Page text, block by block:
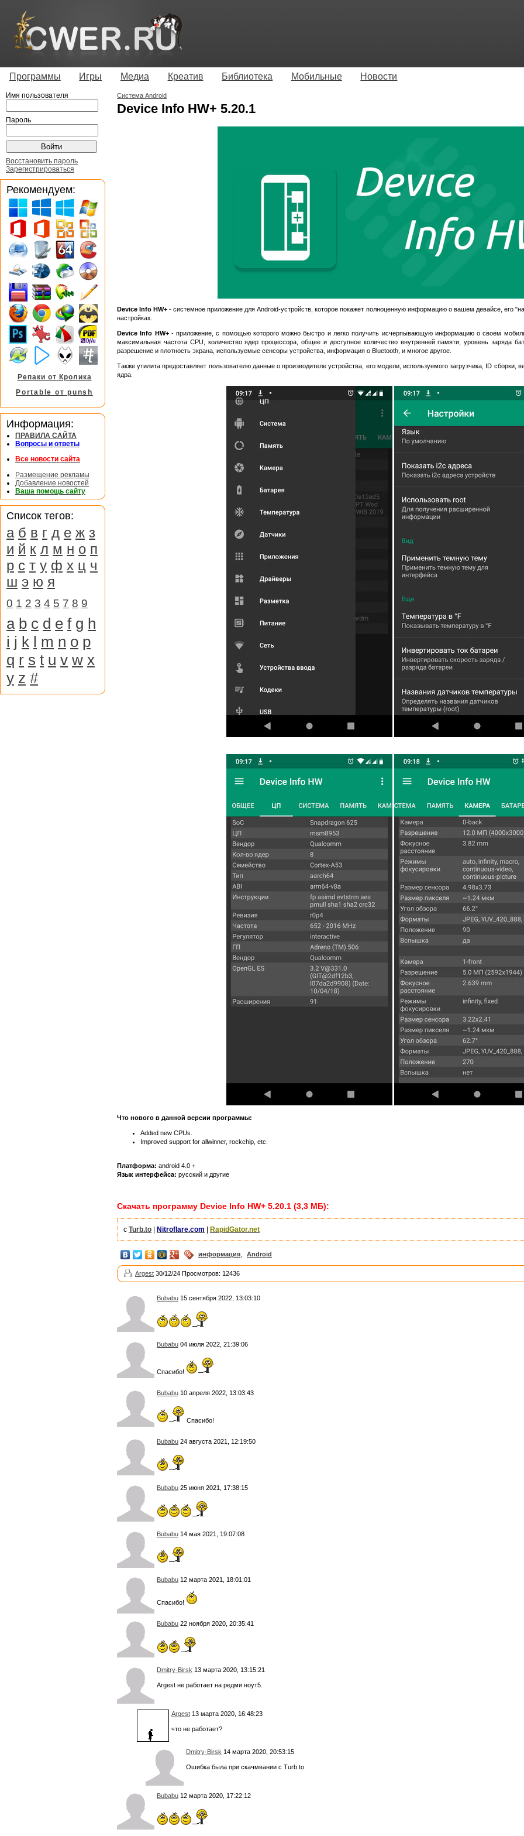
Программы Игры Медиа Креатив Библиотека Мобильные Новости
Система Android
Device Info HW+ 5.20.1
Device Info HW+ - системное приложение для Android-устройств, которое покажет полноценную информацию о вашем девайсе, его
настройках.
Device Info HW+- приложение, с помощью которого можно быстро и легко получить исчерпывающую информацию о своем
максимальная частота CPU, количество ядер процессора, общее и доступное количество внутренней памяти, уровень заряда
разрешение и плотность экрана, используемые сенсоры устройства, информация о Bluetooth, и многое другое.
Также утилита предоставляет пользователю данные о производителе устройства, его модели, используемого загрузчика, ID сборки,
ядра.
Что нового в данной версии программы:
Added new CPUs.
Improved support for allwinner, rockchip, etc.
Платформа: android 4.0 +
Язык интерфейса: русский и другие
Скачать программу Device Info HW+ 5.20.1 (3,3 МБ):
с Turb.to Nitroflare.com RapidGator.net
информация Android
Argest 30/12/24 Просмотров: 12436
Bubabu 15 сентября 2022, 13:03:10
Bubabu 04 июля 2022, 21:39:06
Спасибо!
Bubabu 10 апреля 2022, 13:03:43
Спасибо!
Bubabu 24 августа 2021, 12:19:50
Bubabu 25 июня 2021, 17:38:15
Bubabu 14 мая 2021, 19:07:08
Bubabu 12 марта 2021, 18:01:01
Спасибо!
Bubabu 22 ноября 2020, 20:35:41
Dmitry-Birsk 13 марта 2020, 13:15:21
Argest не работает на редми ноут5.
Argest 13 марта 2020, 16:48:23
что не работает?
Dmitry-Birsk 14 марта 2020, 20:53:15
Ошибка была при скачмвании с Turb.to
Bubabu 12 марта 2020, 17:22:12
Имя пользователя
Пароль
Восстановить пароль
Зарегистрироваться
Рекомендуем:
Репаки от Кролика
Portable от punsh
Информация:
ПРАВИЛА САЙТА
Вопросы и ответы
Все новости сайта
Размещение рекламы
Добавление новостей
Ваша помощь сайту
Список тегов:
а б в г д е ж з
и й к л м н о п
р с т у ф х ц ч
ш э ю я
0 1 2 3 4 5 7 8 9
a b c d e f g h
i j k l m n o p
q r s t u v w x
y z #